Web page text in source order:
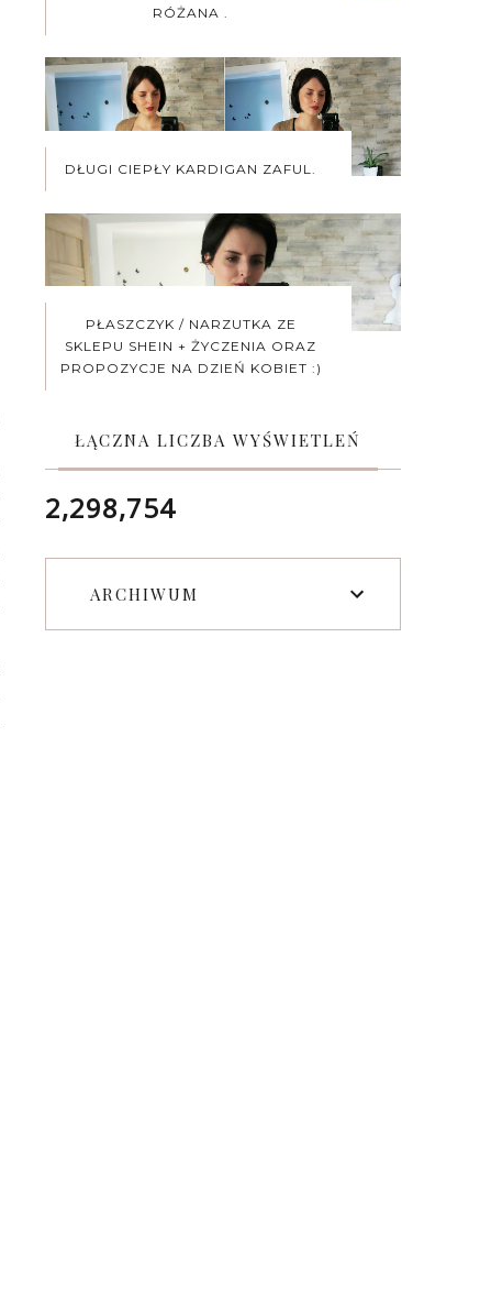
RÓŻANA .
DŁUGI CIEPŁY KARDIGAN ZAFUL.
PŁASZCZYK / NARZUTKA ZE
SKLEPU SHEIN + ŻYCZENIA ORAZ
PROPOZYCJE NA DZIEŃ KOBIET :)
ŁĄCZNA LICZBA WYŚWIETLEŃ
2,298,754
ARCHIWUM